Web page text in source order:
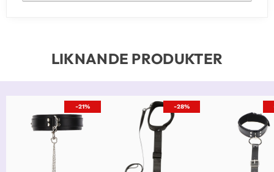
LIKNANDE PRODUKTER
-21% -28%